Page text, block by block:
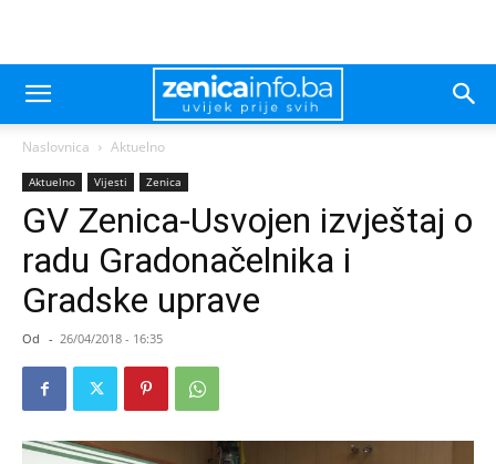
Naslovnica Aktuelno
Aktuelno Vijesti Zenica
GV Zenica-Usvojen izvještaj o
radu Gradonačelnika i
Gradske uprave
Od - 26/04/2018 - 16:35